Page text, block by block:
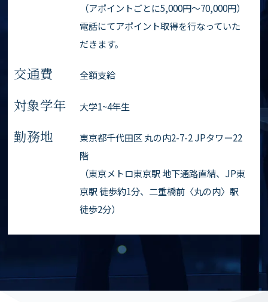
（アポイントごとに5,000円〜70,000円）
電話にてアポイント取得を行なっていた
だきます。
交通費 全額支給
対象学年 大学1~4年生
勤務地
東京都千代田区 丸の内2-7-2 JPタワー22
階
（東京メトロ東京駅 地下通路直結、JP東
京駅 徒歩約1分、二重橋前〈丸の内〉駅
徒歩2分）